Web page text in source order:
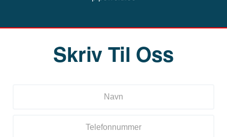
Skriv Til Oss